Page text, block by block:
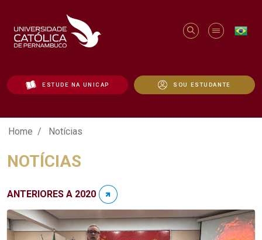
ESTUDE NA UNICAP SOU ESTUDANTE
Notícias - Unicap
Home Notícias
NOTÍCIAS
ANTERIORES A 2020